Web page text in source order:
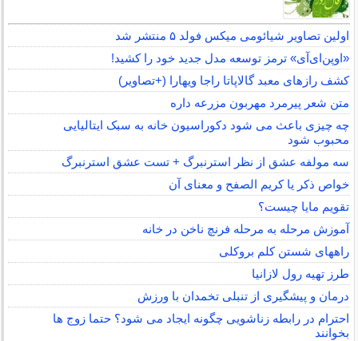
اولین تصاویر شیائومی میکس فولد ۵ منتشر شد
«اوپن‌ای‌آی» ترمز توسعه مدل جدید خود را کشید!
کشف رازهای معبد گالاپاتا راجا ویهارا (+تصاویر)
متن شعر پیرمرد مهربون مزرعه داره
چه چیزی باعث می شود دکوراسیون خانه به سبک ایتالیایی
محبوب شود
سه مولفه عشق از نظر استرنبرگ + تست عشق استرنبرگ
خواص ذکر یا کریم الصفح و معنای آن
تقویم مایا چیست؟
آموزش مرحله به مرحله فرنچ ناخن در خانه
راههای شستن کلم بروکلی
طرز تهیه رول لازانیا
درمان و پیشگیری از تنبلی تخمدان با ورزش
احترام در رابطه زناشویی چگونه ایجاد می شود؟ حتما زوج ها
بخوانند